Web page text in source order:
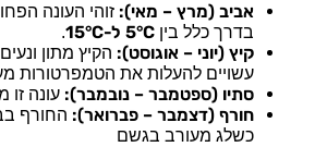
אביב (מרץ – מאי): זוהי העונה
בדרך כלל בין 5°C ל-15°C .
קיץ (יוני – אוגוסט): הקיץ מתון
עשויים להעלות את הטמפרטורות
סתיו (ספטמבר – נובמבר): עונה
חורף (דצמבר – פברואר): החורף
כשלג מעורב בגשם